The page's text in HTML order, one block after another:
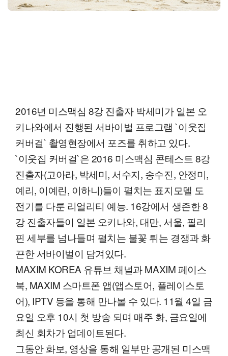
2016년 미스맥심 8강 진출자 박세미가 일본 오
키나와에서 진행된 서바이벌 프로그램 `이웃집
커버걸` 촬영현장에서 포즈를 취하고 있다.
`이웃집 커버걸`은 2016 미스맥심 콘테스트 8강
진출자(고아라, 박세미, 서수지, 송수진, 안정미,
예리, 이예린, 이하니)들이 펼치는 표지모델 도
전기를 다룬 리얼리티 예능. 16강에서 생존한 8
강 진출자들이 일본 오키나와, 대만, 서울, 필리
핀 세부를 넘나들며 펼치는 불꽃 튀는 경쟁과 화
끈한 서바이벌이 담겨있다.
MAXIM KOREA 유튜브 채널과 MAXIM 페이스
북, MAXIM 스마트폰 앱(앱스토어, 플레이스토
어), IPTV 등을 통해 만나볼 수 있다. 11월 4일 금
요일 오후 10시 첫 방송 되며 매주 화, 금요일에
최신 회차가 업데이트된다.
그동안 화보, 영상을 통해 일부만 공개된 미스맥